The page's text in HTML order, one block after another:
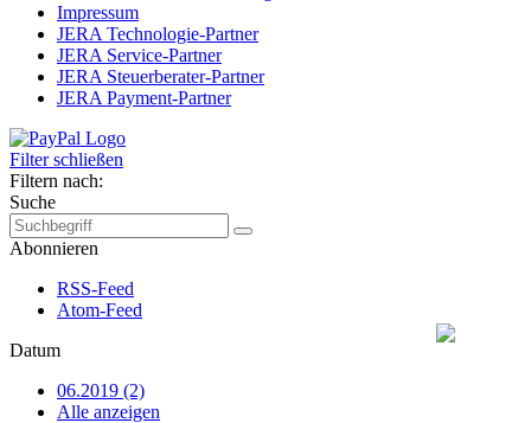
Impressum
JERA Technologie-Partner
JERA Service-Partner
JERA Steuerberater-Partner
JERA Payment-Partner
Filter schließen
Filtern nach:
Suche
Abonnieren
RSS-Feed
Atom-Feed
Datum
06.2019 (2)
Alle anzeigen